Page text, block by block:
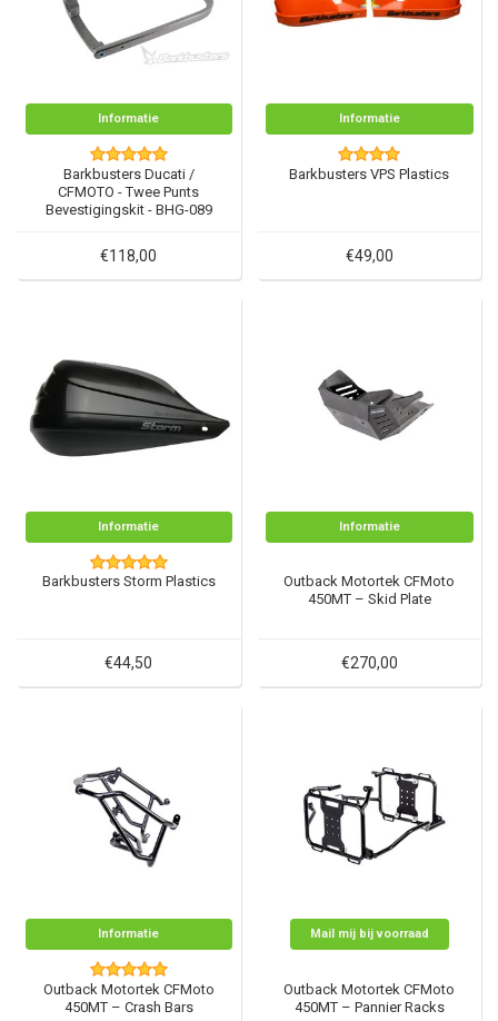
Informatie
Barkbusters Ducati /
CFMOTO - Twee Punts
Bevestigingskit - BHG-089
€118,00
Informatie
Barkbusters VPS Plastics
€49,00
Informatie
Barkbusters Storm Plastics
€44,50
Informatie
Outback Motortek CFMoto
450MT – Skid Plate
€270,00
Informatie
Outback Motortek CFMoto
450MT – Crash Bars
Mail mij bij voorraad
Outback Motortek CFMoto
450MT – Pannier Racks